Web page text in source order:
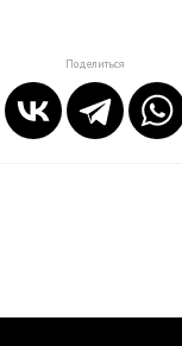
Поделиться